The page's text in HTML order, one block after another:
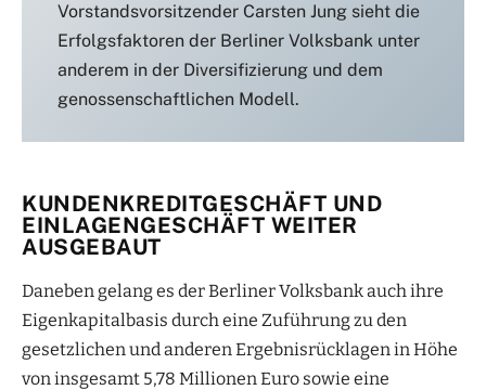
Vorstandsvorsitzender Carsten Jung sieht die
Erfolgsfaktoren der Berliner Volksbank unter
anderem in der Diversifizierung und dem
genossenschaftlichen Modell.
KUNDENKREDITGESCHÄFT UND
EINLAGENGESCHÄFT WEITER
AUSGEBAUT
Daneben gelang es der Berliner Volksbank auch ihre
Eigenkapitalbasis durch eine Zuführung zu den
gesetzlichen und anderen Ergebnisrücklagen in Höhe
von insgesamt 5,78 Millionen Euro sowie eine